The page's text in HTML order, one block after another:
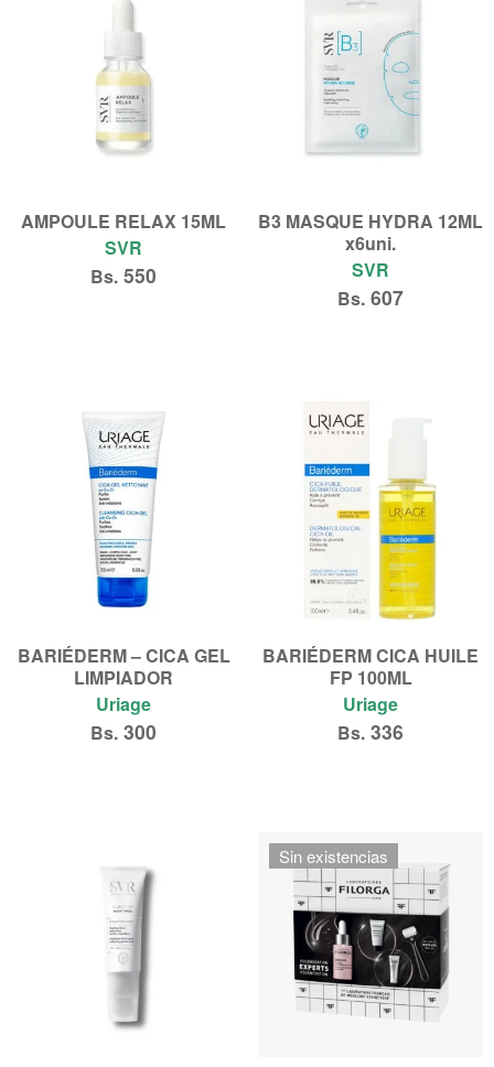
AMPOULE RELAX 15ML
SVR
Bs. 550
B3 MASQUE HYDRA 12ML
x6uni.
SVR
Bs. 607
BARIÉDERM – CICA GEL
LIMPIADOR
Uriage
Bs. 300
BARIÉDERM CICA HUILE
FP 100ML
Uriage
Bs. 336
Sin existencias